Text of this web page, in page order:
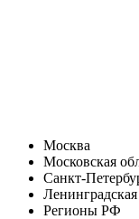
Москва
Московская
Санкт-
Ленинградская
Регионы РФ